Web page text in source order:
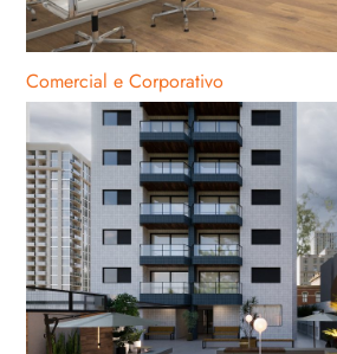
Comercial e Corporativo